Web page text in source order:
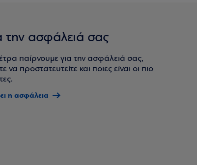
την ασφάλειά σας
παίρνουμε για την ασφάλειά σας,
να προστατευτείτε και ποιες είναι οι πιο
η ασφάλεια